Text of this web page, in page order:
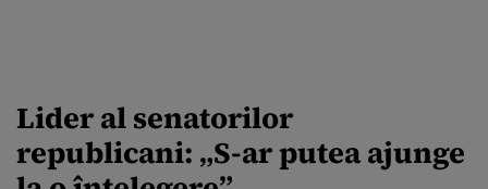
Lider al senatorilor
republicani: „S-ar putea ajunge